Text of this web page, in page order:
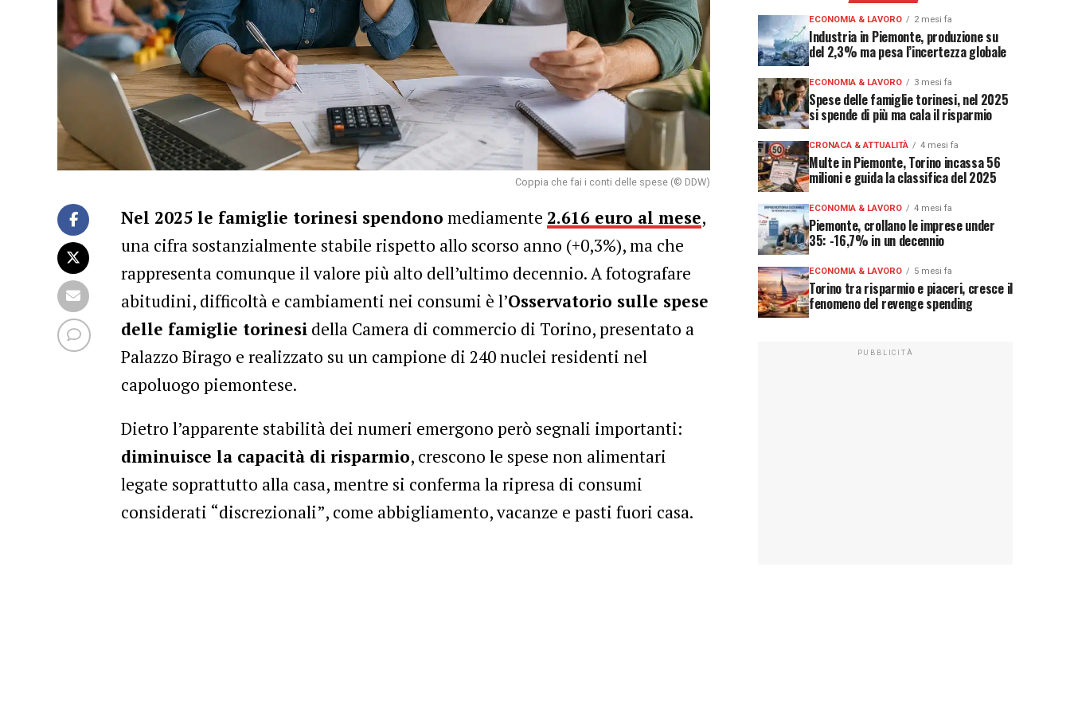
Coppia che fai i conti delle spese (© DDW)
Nel 2025 le famiglie torinesi spendono mediamente 2.616 euro al mese,
una cifra sostanzialmente stabile rispetto allo scorso anno (+0,3%), ma che
rappresenta comunque il valore più alto dell’ultimo decennio. A fotografare
abitudini, difficoltà e cambiamenti nei consumi è l’Osservatorio sulle spese
delle famiglie torinesi della Camera di commercio di Torino, presentato a
Palazzo Birago e realizzato su un campione di 240 nuclei residenti nel
capoluogo piemontese.
Dietro l’apparente stabilità dei numeri emergono però segnali importanti:
diminuisce la capacità di risparmio, crescono le spese non alimentari
legate soprattutto alla casa, mentre si conferma la ripresa di consumi
considerati “discrezionali”, come abbigliamento, vacanze e pasti fuori casa.
ECONOMIA & LAVORO 2 mesi fa
Industria in Piemonte, produzione su
del 2,3% ma pesa l’incertezza globale
ECONOMIA & LAVORO 3 mesi fa
Spese delle famiglie torinesi, nel 2025
si spende di più ma cala il risparmio
CRONACA & ATTUALITÀ 4 mesi fa
Multe in Piemonte, Torino incassa 56
milioni e guida la classifica del 2025
ECONOMIA & LAVORO 4 mesi fa
Piemonte, crollano le imprese under
35: -16,7% in un decennio
ECONOMIA & LAVORO 5 mesi fa
Torino tra risparmio e piaceri, cresce il
fenomeno del revenge spending
PUBBLICITÀ